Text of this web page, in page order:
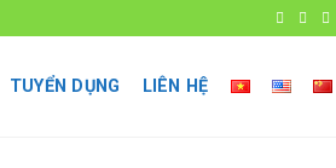
TUYỂN DỤNG LIÊN HỆ